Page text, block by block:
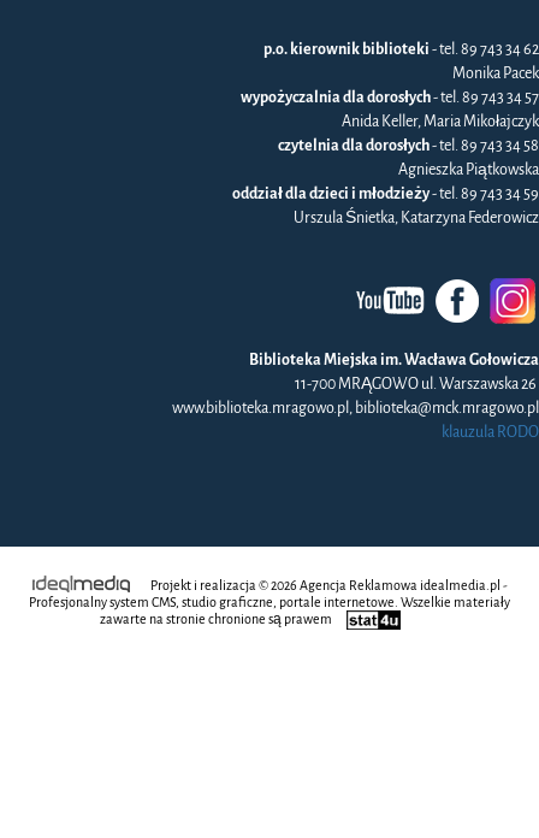
p.o. kierownik biblioteki - tel. 89 743 34 62
Monika Pacek
wypożyczalnia dla dorosłych- tel. 89 743 34 57
Anida Keller, Maria Mikołajczyk
czytelnia dla dorosłych- tel. 89 743 34 58
Agnieszka Piątkowska
oddział dla dzieci i młodzieży- tel. 89 743 34 59
Urszula Śnietka, Katarzyna Federowicz
Biblioteka Miejska im. Wacława Gołowicza
11-700 MRĄGOWO ul. Warszawska 26
www.biblioteka.mragowo.pl, biblioteka@mck.mragowo.pl
klauzula RODO
Projekt i realizacja © 2026 Agencja Reklamowa idealmedia.pl -
Profesjonalny system CMS, studio graficzne, portale internetowe. Wszelkie materiały
zawarte na stronie chronione są prawem